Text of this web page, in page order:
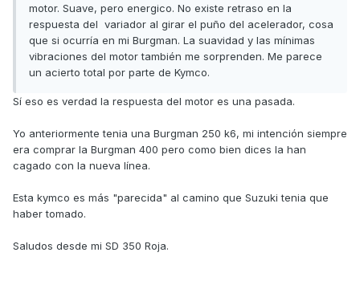
motor. Suave, pero energico. No existe retraso en la
respuesta del variador al girar el puño del acelerador, cosa
que si ocurría en mi Burgman. La suavidad y las mínimas
vibraciones del motor también me sorprenden. Me parece
un acierto total por parte de Kymco.
Sí eso es verdad la respuesta del motor es una pasada.
Yo anteriormente tenia una Burgman 250 k6, mi intención siempre
era comprar la Burgman 400 pero como bien dices la han
cagado con la nueva línea.
Esta kymco es más "parecida" al camino que Suzuki tenia que
haber tomado.
Saludos desde mi SD 350 Roja.